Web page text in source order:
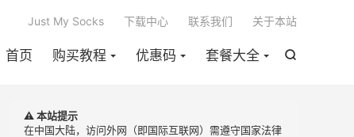

首页 购买教程 优惠码 套餐大全
Just My Socks 下载中心 联系我们 关于本站
⚠️ 本站提示
在中国大陆，访问外网（即国际互联网）需遵守国家法律